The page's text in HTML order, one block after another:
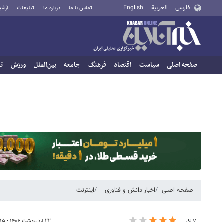
فارسی العربية English تماس با ما درباره ما تبلیغات
صفحه اصلی سیاست اقتصاد فرهنگ جامعه بین‌الملل ورزش
صفحه اصلی اخبار دانش و فناوری اینترنت